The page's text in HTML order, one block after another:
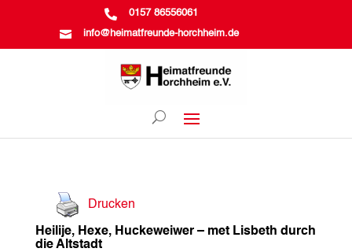
 0157 86556061
 info@heimatfreunde-horchheim.de
Drucken
Heilije, Hexe, Huckeweiwer – met Lisbeth durch
die Altstadt